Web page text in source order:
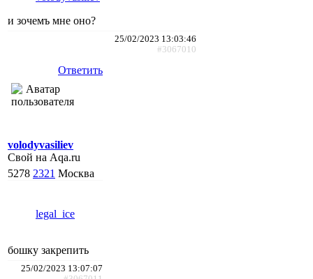
и зочемъ мне оно?
25/02/2023 13:03:46
#3067010
Ответить
volodyvasiliev
Свой на Aqa.ru
5278 2321 Москва
legal_ice
бошку закрепить
25/02/2023 13:07:07